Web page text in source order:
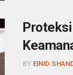
BY EINID